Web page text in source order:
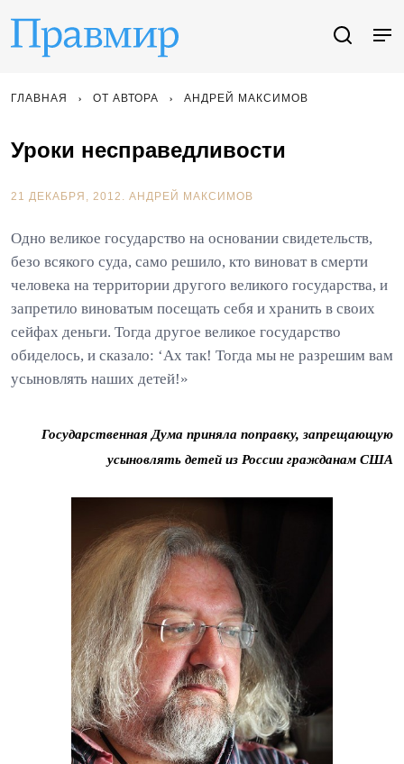
ГЛАВНАЯ ОТ АВТОРА АНДРЕЙ МАКСИМОВ
Уроки несправедливости
21 ДЕКАБРЯ, 2012. АНДРЕЙ МАКСИМОВ
Одно великое государство на основании свидетельств,
безо всякого суда, само решило, кто виноват в смерти
человека на территории другого великого государства, и
запретило виноватым посещать себя и хранить в своих
сейфах деньги. Тогда другое великое государство
обиделось, и сказало: ‘Ах так! Тогда мы не разрешим вам
усыновлять наших детей!»
Государственная Дума приняла поправку, запрещающую
усыновлять детей из России гражданам США